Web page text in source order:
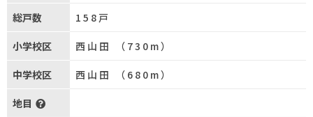
総戸数 158戸
小学校区 西山田 （730m）
中学校区 西山田 （680m）
地目